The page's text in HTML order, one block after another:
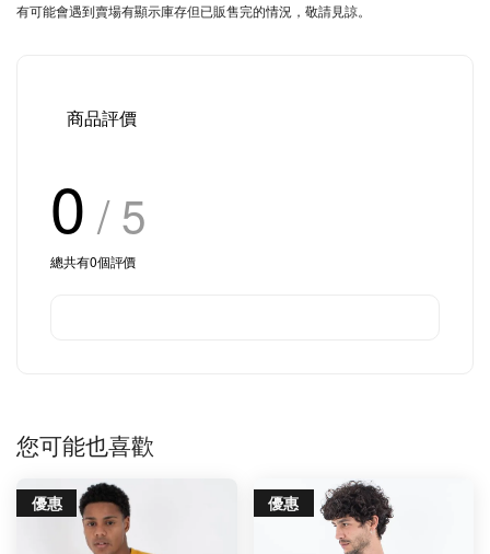
有可能會遇到賣場有顯示庫存但已販售完的情況，敬請見諒。
商品評價
0 / 5
總共有0個評價
您可能也喜歡
優惠 優惠